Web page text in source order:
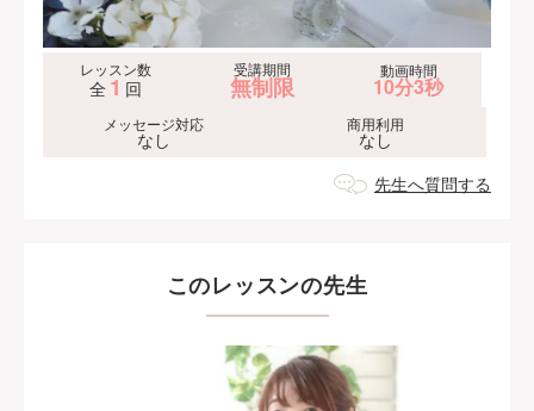
レッスン数
全 1 回
受講期間
無制限
動画時間
10分3秒
メッセージ対応
なし
商用利用
なし
先生へ質問する
このレッスンの先生